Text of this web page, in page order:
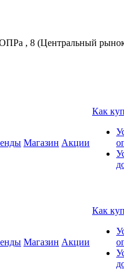
, 8 (Центральный
Магазин Акции
Как
Магазин Акции
Как